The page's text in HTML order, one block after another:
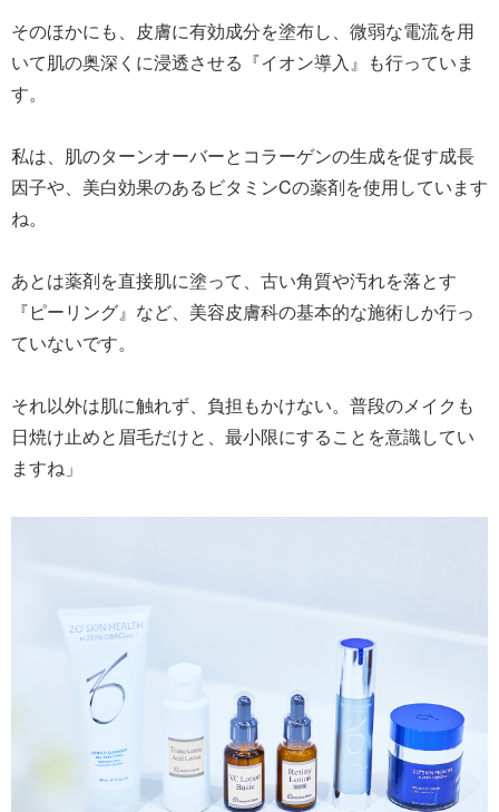
そのほかにも、皮膚に有効成分を塗布し、微弱な電流を用
いて肌の奥深くに浸透させる『イオン導入』も行っていま
す。
私は、肌のターンオーバーとコラーゲンの生成を促す成長
因子や、美白効果のあるビタミンCの薬剤を使用しています
ね。
あとは薬剤を直接肌に塗って、古い角質や汚れを落とす
『ピーリング』など、美容皮膚科の基本的な施術しか行っ
ていないです。
それ以外は肌に触れず、負担もかけない。普段のメイクも
日焼け止めと眉毛だけと、最小限にすることを意識してい
ますね」